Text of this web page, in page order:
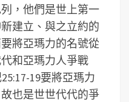
，他們是世上第一
建立、與之立約的
將亞瑪力的名號從
和亞瑪力人爭戰
19要將亞瑪力
也是世世代代的爭